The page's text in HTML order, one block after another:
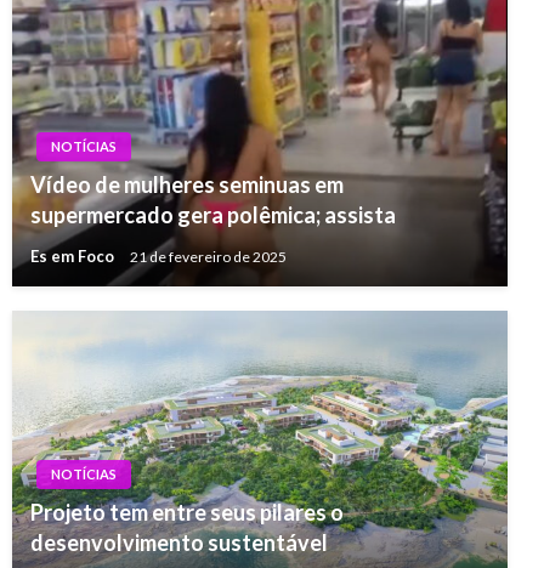
NOTÍCIAS
Vídeo de mulheres seminuas em
supermercado gera polêmica; assista
Es em Foco 21 de fevereiro de 2025
NOTÍCIAS
Projeto tem entre seus pilares o
desenvolvimento sustentável